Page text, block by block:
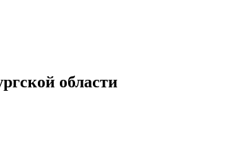
области